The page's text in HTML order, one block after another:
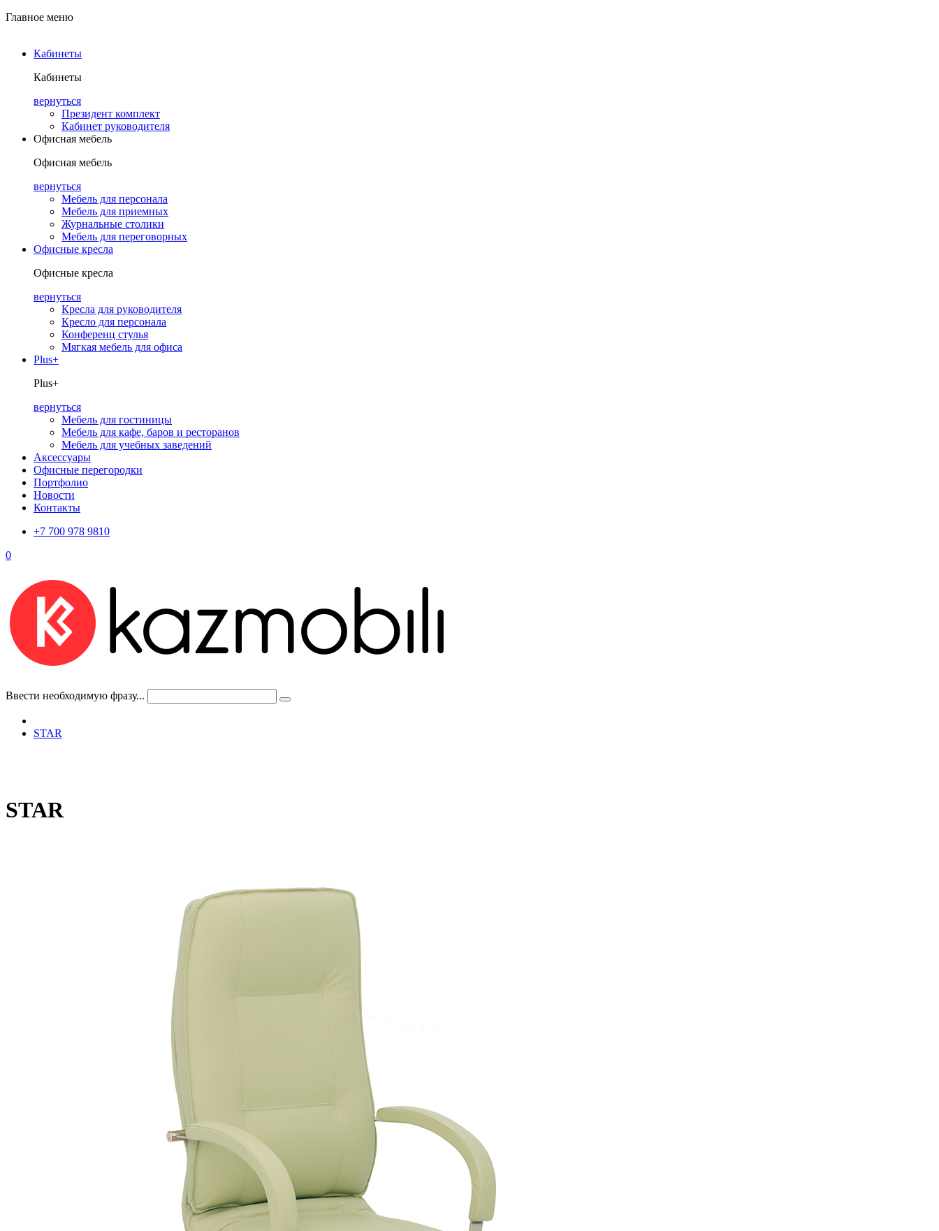
Главное меню
Кабинеты
Кабинеты
вернуться
Президент комплект
Кабинет руководителя
Офисная мебель
Офисная мебель
вернуться
Мебель для персонала
Мебель для приемных
Журнальные столики
Мебель для переговорных
Офисные кресла
Офисные кресла
вернуться
Кресла для руководителя
Кресло для персонала
Конференц стулья
Мягкая мебель для офиса
Plus+
Plus+
вернуться
Мебель для гостиницы
Мебель для кафе, баров и ресторанов
Мебель для учебных заведений
Аксессуары
Офисные перегородки
Портфолио
Новости
Контакты
+7 700 978 9810
0
Ввести необходимую фразу...
STAR
STAR